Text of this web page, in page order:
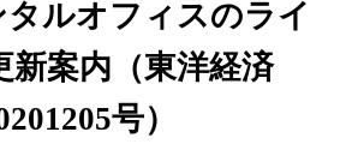
ルオフィスのライ
新案内（東洋経済
号）